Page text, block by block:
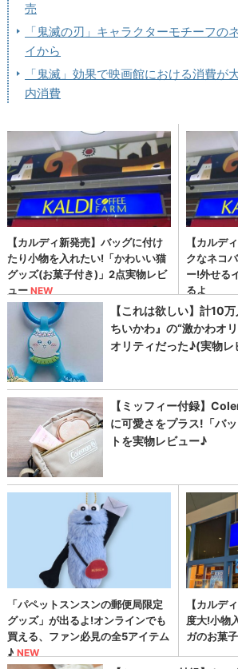
売
「鬼滅の刃」キャラクターモチーフの
イから
「鬼滅」効果で映画館における消費が
内消費